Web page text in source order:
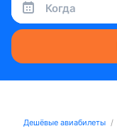
Когда
Дешёвые авиабилеты